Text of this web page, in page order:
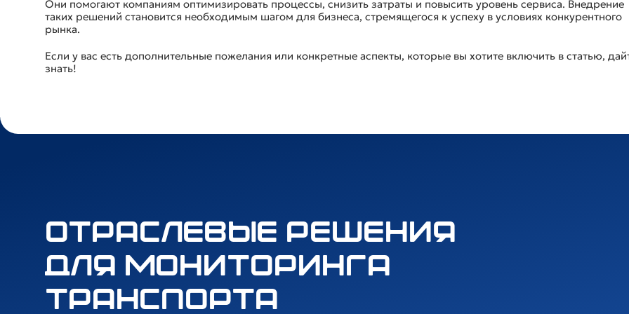
Они помогают компаниям оптимизировать процессы, снизить затраты и повысить уровень сервиса. Внедрение
таких решений становится необходимым шагом для бизнеса, стремящегося к успеху в условиях конкурентного
рынка.
Если у вас есть дополнительные пожелания или конкретные аспекты, которые вы хотите включить в статью,
знать!
Отраслевые решения
для мониторинга
транспорта